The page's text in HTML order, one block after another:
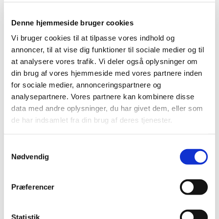
Denne hjemmeside bruger cookies
Vi bruger cookies til at tilpasse vores indhold og
annoncer, til at vise dig funktioner til sociale medier og til
at analysere vores trafik. Vi deler også oplysninger om
din brug af vores hjemmeside med vores partnere inden
for sociale medier, annonceringspartnere og
analysepartnere. Vores partnere kan kombinere disse
data med andre oplysninger, du har givet dem, eller som
de har indsamlet fra din brug af deres tjenester.
Nødvendig
Præferencer
Statistik
Julie Schou Christiansen
Nytænkning i jordprøver og god plantevækst.
Artikel af Julie Schou Christiansen 29. okt 2018
publiceret på gartnertidende.dk
Planter med aktive rødder om efteråret. Artikel af
Julie Schou Christiansen. Publiceret i Grønt Miljø
10/2019
Roser til haver parker og byrum. Artikel af Julie
Schou Christiansen og Charlotte Holde. Grønt
Miljø 1/2020
Magisk fabrik byder på nytænkning. Artikel af Julie
Schou Christiansen. Gartner Tidende nr 1 2020
Resultater fra rosenafprøvning. Artikel af Julie
Schou Christiansen og Charlotte Holde. Gartner
Aktive planterødder i det sene efterår. Artikel af
Julie Schou Christiansen. Nåledrys 114. Vinter